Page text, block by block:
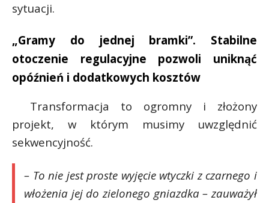
sytuacji.
„Gramy do jednej bramki”. Stabilne
otoczenie regulacyjne pozwoli uniknąć
opóźnień i dodatkowych kosztów
Transformacja to ogromny i złożony
projekt, w którym musimy uwzględnić
sekwencyjność.
– To nie jest proste wyjęcie wtyczki z czarnego i
włożenia jej do zielonego gniazdka – zauważył